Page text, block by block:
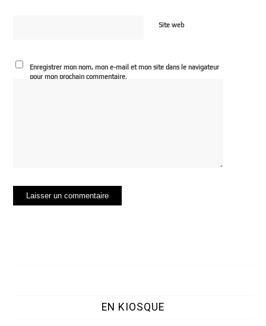
Site web
Enregistrer mon nom, mon e-mail et mon site dans le navigateur
pour mon prochain commentaire.
EN KIOSQUE